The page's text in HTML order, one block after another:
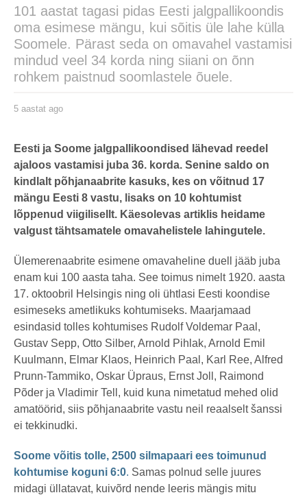
101 aastat tagasi pidas Eesti jalgpallikoondis
oma esimese mängu, kui sõitis üle lahe külla
Soomele. Pärast seda on omavahel vastamisi
mindud veel 34 korda ning siiani on õnn
rohkem paistnud soomlastele õuele.
karlj
5 aastat ago
t
t
a
g
o
Eesti ja Soome jalgpallikoondised lähevad reedel
ajaloos vastamisi juba 36. korda. Senine saldo on
kindlalt põhjanaabrite kasuks, kes on võitnud 17
mängu Eesti 8 vastu, lisaks on 10 kohtumist
lõppenud viigilisellt. Käesolevas artiklis heidame
valgust tähtsamatele omavahelistele lahingutele.
Ülemerenaabrite esimene omavaheline duell jääb juba
enam kui 100 aasta taha. See toimus nimelt 1920. aasta
17. oktoobril Helsingis ning oli ühtlasi Eesti koondise
esimeseks ametlikuks kohtumiseks. Maarjamaad
esindasid tolles kohtumises Rudolf Voldemar Paal,
Gustav Sepp, Otto Silber, Arnold Pihlak, Arnold Emil
Kuulmann, Elmar Klaos, Heinrich Paal, Karl Ree, Alfred
Prunn-Tammiko, Oskar Üpraus, Ernst Joll, Raimond
Põder ja Vladimir Tell, kuid kuna nimetatud mehed olid
amatöörid, siis põhjanaabrite vastu neil reaalselt šanssi
ei tekkinudki.
Soome võitis tolle, 2500 silmapaari ees toimunud
kohtumise koguni 6:0. Samas polnud selle juures
midagi üllatavat, kuivõrd nende leeris mängis mitu